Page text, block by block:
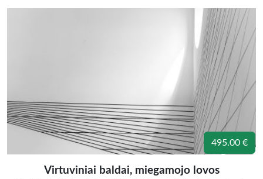
495.00 €
Virtuviniai baldai, miegamojo lovos